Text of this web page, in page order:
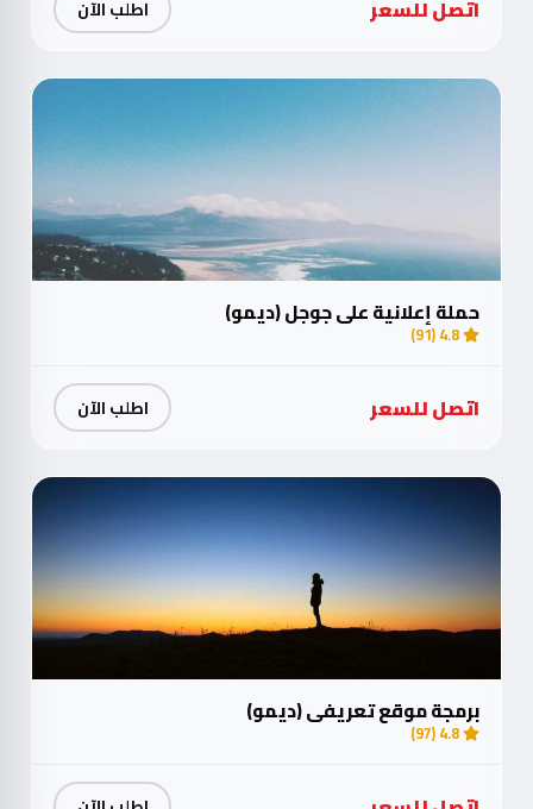
اتصل للسعر اطلب الآن
حملة إعلانية على جوجل (ديمو)
4.8 (91)
اتصل للسعر اطلب الآن
برمجة موقع تعريفي (ديمو)
4.8 (97)